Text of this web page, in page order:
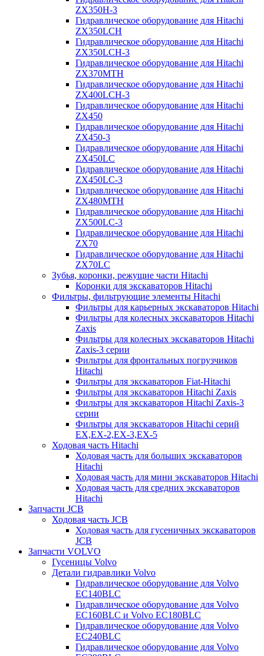
ZX350H-3
Гидравлическое оборудование для Hitachi
ZX350LCH
Гидравлическое оборудование для Hitachi
ZX350LCH-3
Гидравлическое оборудование для Hitachi
ZX370MTH
Гидравлическое оборудование для Hitachi
ZX400LCH-3
Гидравлическое оборудование для Hitachi
ZX450
Гидравлическое оборудование для Hitachi
ZX450-3
Гидравлическое оборудование для Hitachi
ZX450LC
Гидравлическое оборудование для Hitachi
ZX450LC-3
Гидравлическое оборудование для Hitachi
ZX480MTH
Гидравлическое оборудование для Hitachi
ZX500LC-3
Гидравлическое оборудование для Hitachi
ZX70
Гидравлическое оборудование для Hitachi
ZX70LC
Зубья, коронки, режущие части Hitachi
Коронки для экскаваторов Hitachi
Фильтры, фильтрующие элементы Hitachi
Фильтры для карьерных экскаваторов Hitachi
Фильтры для колесных экскаваторов Hitachi
Zaxis
Фильтры для колесных экскаваторов Hitachi
Zaxis-3 серии
Фильтры для фронтальных погрузчиков
Hitachi
Фильтры для экскаваторов Fiat-Hitachi
Фильтры для экскаваторов Hitachi Zaxis
Фильтры для экскаваторов Hitachi Zaxis-3
серии
Фильтры для экскаваторов Hitachi серий
EX,EX-2,EX-3,EX-5
Ходовая часть Hitachi
Ходовая часть для больших экскаваторов
Hitachi
Ходовая часть для мини экскаваторов Hitachi
Ходовая часть для средних экскаваторов
Hitachi
Запчасти JCB
Ходовая часть JCB
Ходовая часть для гусеничных экскаваторов
JCB
Запчасти VOLVO
Гусеницы Volvo
Детали гидравлики Volvo
Гидравлическое оборудование для Volvo
EC140BLC
Гидравлическое оборудование для Volvo
EC160BLC и Volvo EC180BLC
Гидравлическое оборудование для Volvo
EC240BLC
Гидравлическое оборудование для Volvo